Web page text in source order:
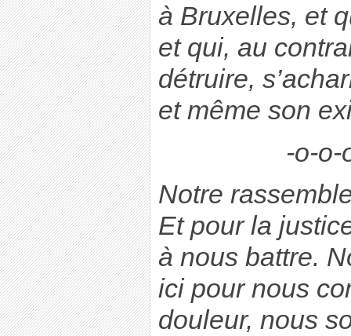
à Bruxelles, et
et qui, au
détruire,
et même son
-o-o-
Notre
Et pour la
à nous battre.
ici pour nous
douleur, nous